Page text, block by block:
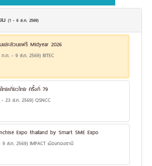
ม (1 - 6 ส.ค. 2569)
และสวนแฟร์ Midyear 2026
ก.ค. - 9 ส.ค. 2569) BITEC
ทยเที่ยวไทย ครั้งที่ 79
23 ส.ค. 2569) QSNCC
Expo thailand by Smart SME Expo
ส.ค. 2569) IMPACT เมืองทองธานี